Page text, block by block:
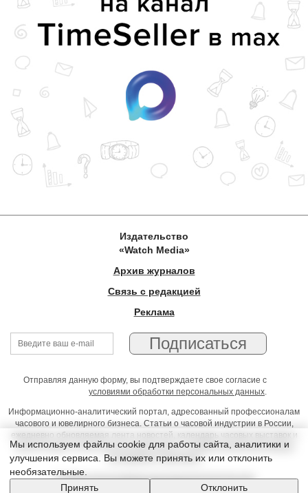
Издательство
«Watch Media»
Архив журналов
Связь с редакцией
Реклама
Отправляя данную форму, вы подтверждаете свое согласие с
условиями обработки персональных данных.
Информационно-аналитический портал, адресованный профессионалам
часового и ювелирного бизнеса. Статьи о часовой индустрии в России,
ежедневно обновляемая лента новостей, календарь часовых выставок и
презентаций, on-line консультации юриста, профессиональный форум
часовщиков и ювелиров
Условия использования материалов Издательства
Мы используем файлы cookie для работы сайта, аналитики и
улучшения сервиса. Вы можете принять их или отклонить
необязательные.
Принять
Отклонить